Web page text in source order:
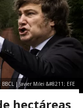
| Javier Milei &#8211; EFE
hectáreas